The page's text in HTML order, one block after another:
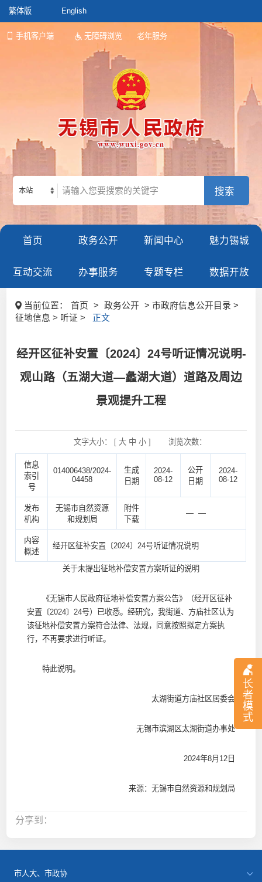
繁体版 English
手机客户端 无障碍浏览 老年服务
长
者
模
式
本站
首页 政务公开 新闻中心 魅力锡城
互动交流 办事服务 专题专栏 数据开放
当前位置： 首页 > 政务公开
> 市政府信息公开目录 >
征地信息 > 听证 >
正文
经开区征补安置〔2024〕24号听证情况说明-
观山路（五湖大道—蠡湖大道）道路及周边
景观提升工程
文字大小： [ 大 中 小] 浏览次数：
信息
索引
号
014006438/2024-
04458
生成
日期
2024-
08-12
公开
日期
2024-
08-12
发布
机构
无锡市自然资源
和规划局
附件
下载
— —
内容
概述
经开区征补安置〔2024〕24号听证情况说明
关于未提出征地补偿安置方案听证的说明
《无锡市人民政府征地补偿安置方案公告》（经开区征补
安置〔2024〕24号）已收悉。经研究，我街道、方庙社区认为
该征地补偿安置方案符合法律、法规，同意按照拟定方案执
行，不再要求进行听证。
特此说明。
太湖街道方庙社区居委会
无锡市滨湖区太湖街道办事处
2024年8月12日
来源：无锡市自然资源和规划局
分享到：
市人大、市政协